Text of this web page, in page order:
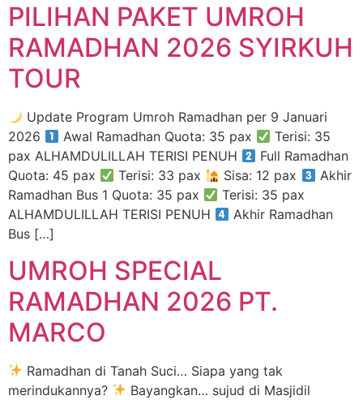
PILIHAN PAKET UMROH
RAMADHAN 2026 SYIRKUH
TOUR
Update Program Umroh Ramadhan per 9 Januari
2026
Awal Ramadhan Quota: 35 pax
Terisi: 35
pax ALHAMDULILLAH TERISI PENUH
Full Ramadhan
Quota: 45 pax
Terisi: 33 pax Sisa: 12 pax
Akhir
Ramadhan Bus 1 Quota: 35 pax
Terisi: 35 pax
ALHAMDULILLAH TERISI PENUH
Akhir Ramadhan
Bus […]
UMROH SPECIAL
RAMADHAN 2026 PT.
MARCO
Ramadhan di Tanah Suci… Siapa yang tak
merindukannya?
Bayangkan… sujud di Masjidil